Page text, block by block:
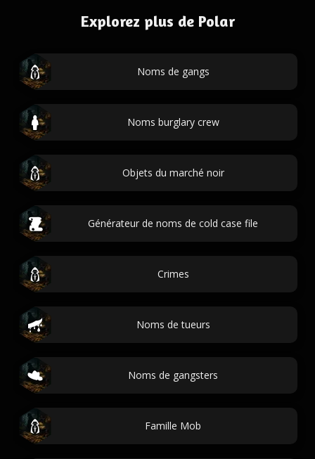
Explorez plus de Polar
Noms de gangs
Noms burglary crew
Objets du marché noir
Générateur de noms de cold case file
Crimes
Noms de tueurs
Noms de gangsters
Famille Mob